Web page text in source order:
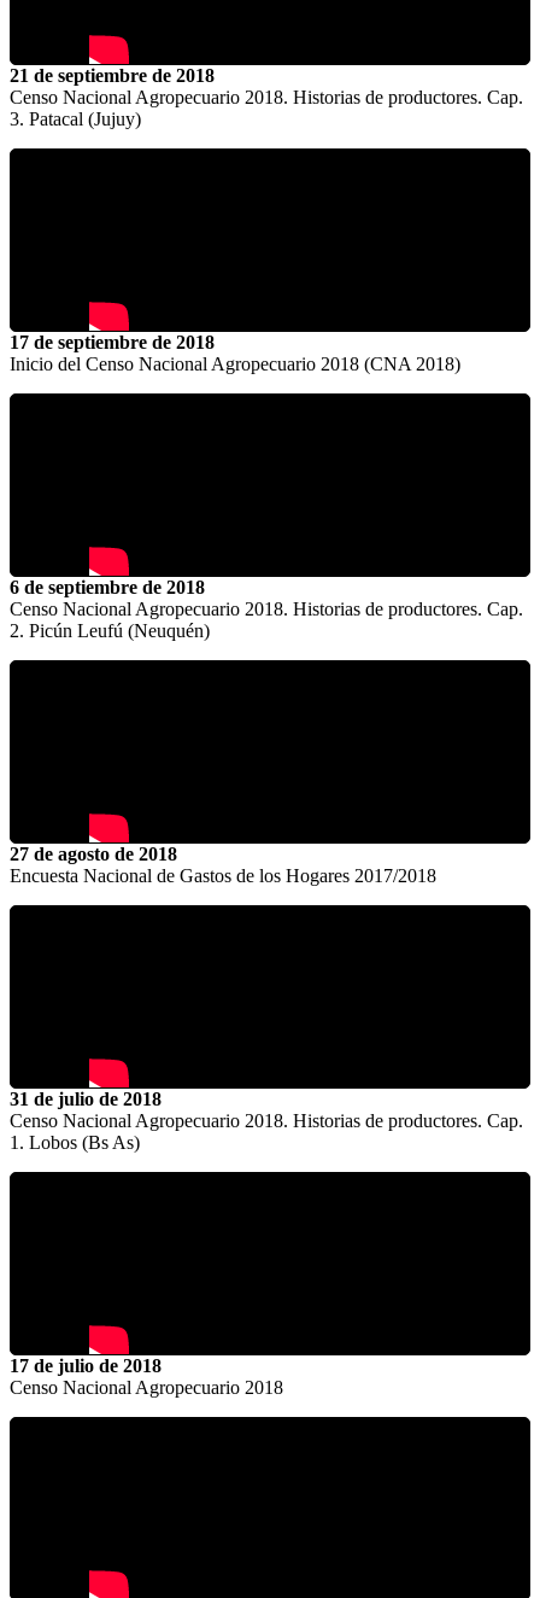
21 de septiembre de 2018
Censo Nacional Agropecuario 2018. Historias de productores. Cap.
3. Patacal (Jujuy)
17 de septiembre de 2018
Inicio del Censo Nacional Agropecuario 2018 (CNA 2018)
6 de septiembre de 2018
Censo Nacional Agropecuario 2018. Historias de productores. Cap.
2. Picún Leufú (Neuquén)
27 de agosto de 2018
Encuesta Nacional de Gastos de los Hogares 2017/2018
31 de julio de 2018
Censo Nacional Agropecuario 2018. Historias de productores. Cap.
1. Lobos (Bs As)
17 de julio de 2018
Censo Nacional Agropecuario 2018